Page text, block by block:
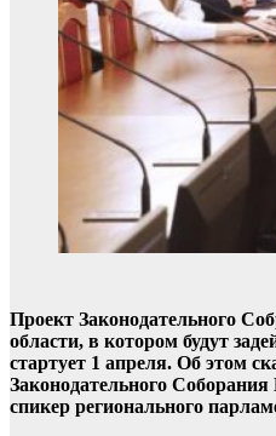
Проект Законодательного
области, в котором будут
стартует 1 апреля. Об этом
Законодательного
спикер регионального